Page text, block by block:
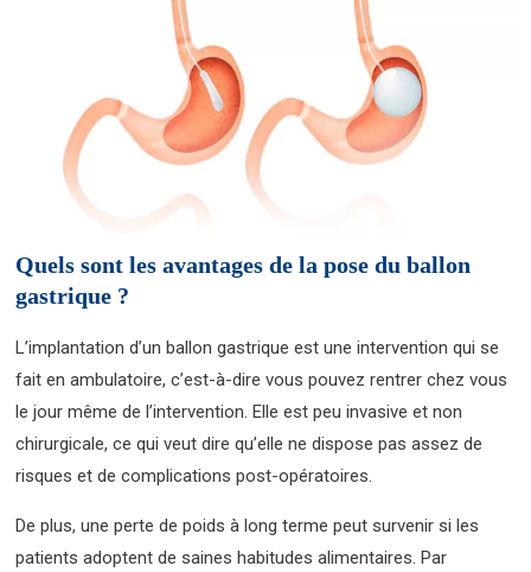
Quels sont les avantages de la pose du ballon
gastrique ?
L’implantation d’un ballon gastrique est une intervention qui se
fait en ambulatoire, c’est-à-dire vous pouvez rentrer chez vous
le jour même de l’intervention. Elle est peu invasive et non
chirurgicale, ce qui veut dire qu’elle ne dispose pas assez de
risques et de complications post-opératoires.
De plus, une perte de poids à long terme peut survenir si les
patients adoptent de saines habitudes alimentaires. Par